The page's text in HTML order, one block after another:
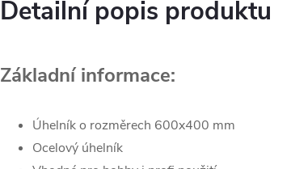
Detailní popis produktu
Základní informace:
Úhelník o rozměrech 600x400 mm
Ocelový úhelník